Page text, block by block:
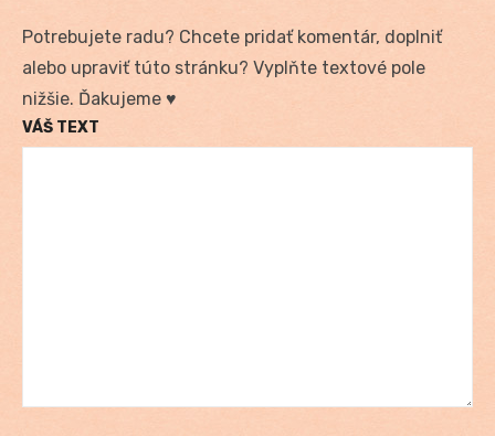
Potrebujete radu? Chcete pridať komentár, doplniť
alebo upraviť túto stránku? Vyplňte textové pole
nižšie. Ďakujeme ♥
VÁŠ TEXT